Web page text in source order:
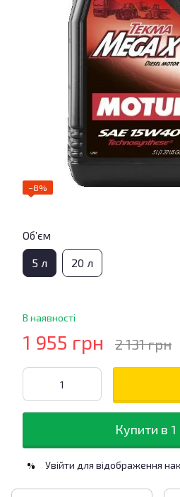
−8%
Об’єм
5 л 20 л
В наявності
1 955 грн 2 131 грн
Купити в 1
% Увійти для відображення